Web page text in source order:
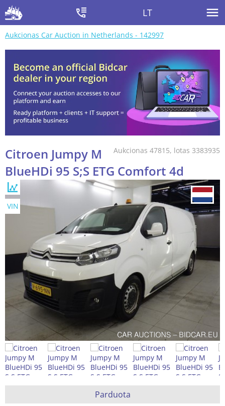
LT
Aukcionas Car Auction in Netherlands - 142997
Aukcionas 47815, lotas 3383935
Citroen Jumpy M
BlueHDi 95 S;S ETG Comfort 4d
VIN
Parduota